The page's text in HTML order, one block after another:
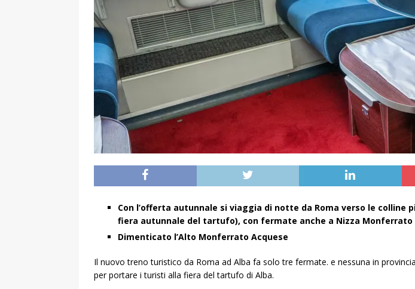
Con l’offerta autunnale si viaggia di notte da Roma verso le colline
fiera autunnale del tartufo), con fermate anche a Nizza Monferrato
Dimenticato l’Alto Monferrato Acquese
Il nuovo treno turistico da Roma ad Alba fa solo tre fermate. e nessuna in
per portare i turisti alla fiera del tartufo di Alba.